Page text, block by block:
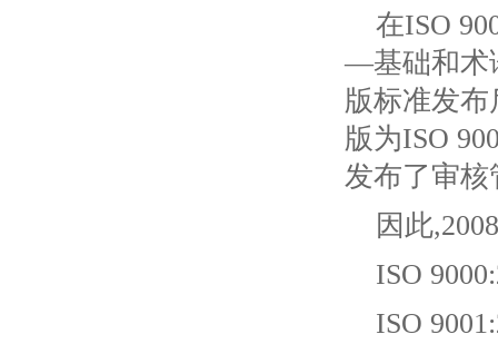
在ISO
—基础和术
版标准发布
版为ISO
发布了审核
因此
ISO
ISO